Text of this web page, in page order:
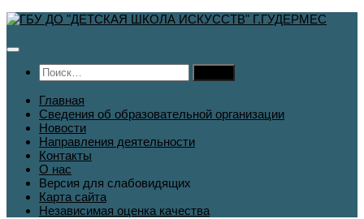
Перейти
содержимому
Найти:
Главная
Сведения об образовательной организации
Новости
Направления деятельности
Контакты
О нас
Версия для слабовидящих
Карта сайта
Независимая оценка качества